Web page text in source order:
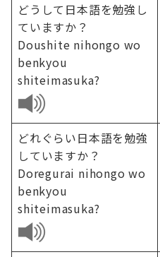
どうして日本語を勉強し
ていますか？
Doushite nihongo wo
benkyou
shiteimasuka?
どれぐらい日本語を勉強
していますか？
Doregurai nihongo wo
benkyou
shiteimasuka?